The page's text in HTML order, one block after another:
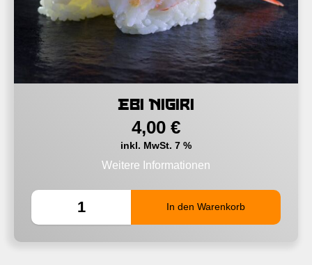
Ebi Nigiri
4,00 €
inkl. MwSt. 7 %
Weitere Informationen